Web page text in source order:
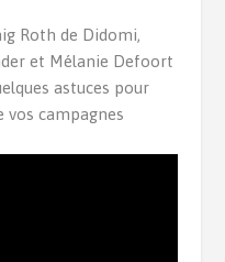
Roth de Didomi,
et Mélanie Defoort
astuces pour
campagnes